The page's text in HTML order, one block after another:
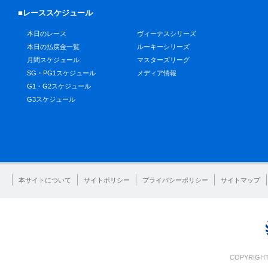
■レーススケジュール
本日のレース
本日の払戻金一覧
月間スケジュール
SG・PG1スケジュール
G1・G2スケジュール
G3スケジュール
ヴィーナスシリーズ
ルーキーシリーズ
マスターズリーグ
メディア情報
本サイトについて サイトポリシー プライバシーポリシー サイトマップ